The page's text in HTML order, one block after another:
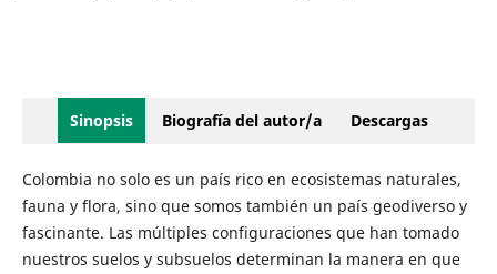
Sinopsis Biografía del autor/a Descargas
Colombia no solo es un país rico en ecosistemas naturales,
fauna y flora, sino que somos también un país geodiverso y
fascinante. Las múltiples configuraciones que han tomado
nuestros suelos y subsuelos determinan la manera en que